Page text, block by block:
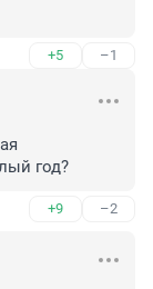
+5 –1
год?
+9 –2